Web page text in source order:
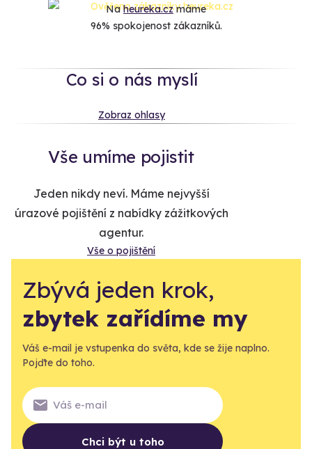
Naheureka.czmáme
96% spokojenost zákazníků.
Co si o nás myslí
Zobraz ohlasy
Vše umíme pojistit
Jeden nikdy neví. Máme nejvyšší
úrazové pojištění z nabídky zážitkových
agentur.
Vše o pojištění
Zbývá jeden krok,
zbytek zařídíme my
Váš e-mail je vstupenka do světa, kde se žije naplno.
Pojďte do toho.
Chci být u toho